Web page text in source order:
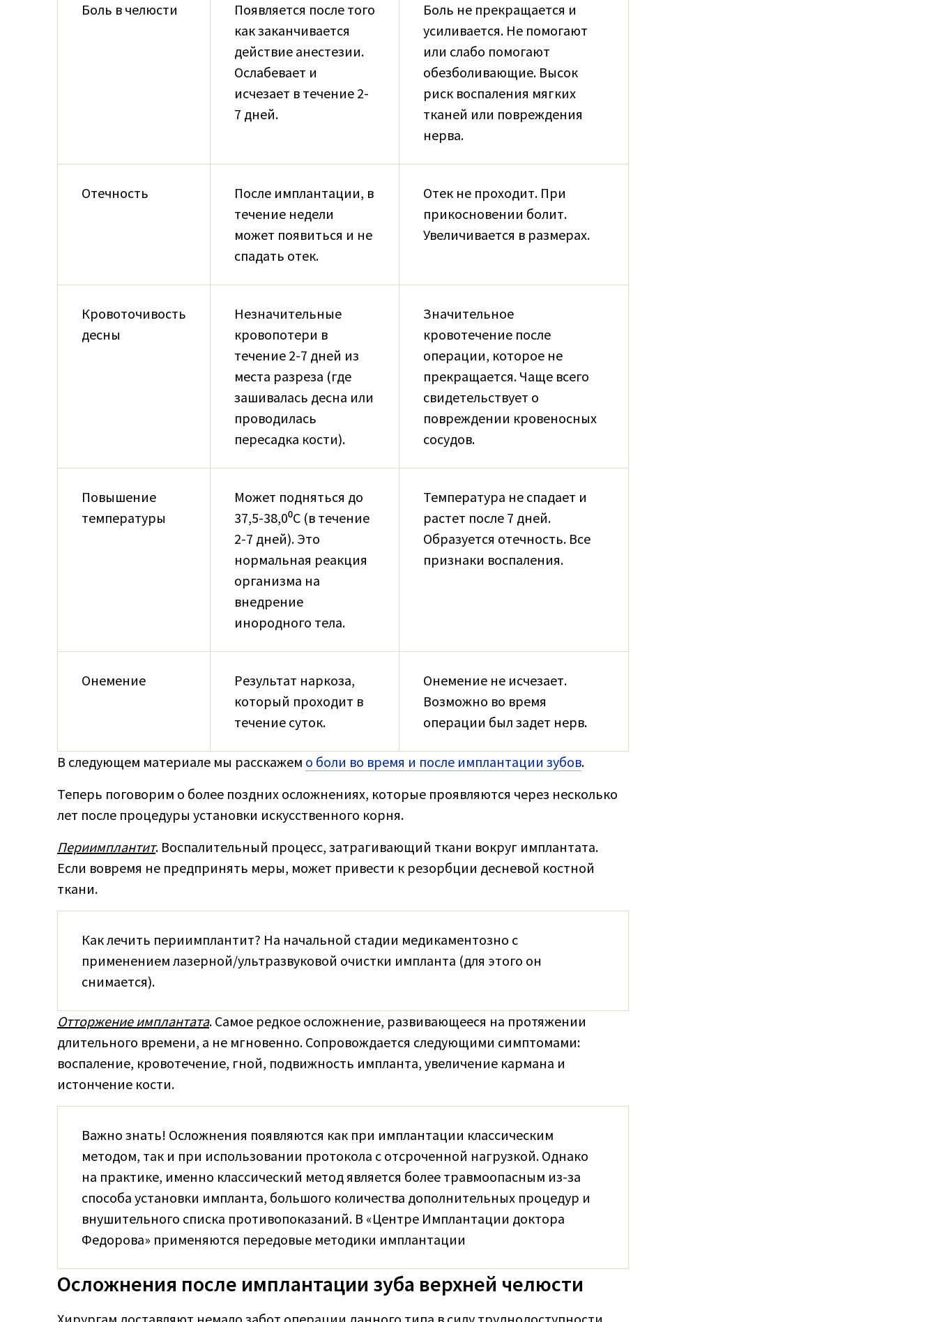
Боль в челюсти
Появляется после того
как заканчивается
действие анестезии.
Ослабевает и
исчезает в течение 2-
7 дней.
Боль не прекращается и
усиливается. Не помогают
или слабо помогают
обезболивающие. Высок
риск воспаления мягких
тканей или повреждения
нерва.
Отечность
После имплантации, в
течение недели
может появиться и не
спадать отек.
Отек не проходит. При
прикосновении болит.
Увеличивается в размерах.
Кровоточивость
десны
Незначительные
кровопотери в
течение 2-7 дней из
места разреза (где
зашивалась десна или
проводилась
пересадка кости).
Значительное
кровотечение после
операции, которое не
прекращается. Чаще всего
свидетельствует о
повреждении кровеносных
сосудов.
Повышение
температуры
Может подняться до
37,5-38,0⁰С (в течение
2-7 дней). Это
нормальная реакция
организма на
внедрение
инородного тела.
Температура не спадает и
растет после 7 дней.
Образуется отечность. Все
признаки воспаления.
Онемение
Результат наркоза,
который проходит в
течение суток.
Онемение не исчезает.
Возможно во время
операции был задет нерв.
В следующем материале мы расскажем о боли во время и после имплантации зубов.
Теперь поговорим о более поздних осложнениях, которые проявляются через несколько
лет после процедуры установки искусственного корня.
Периимплантит. Воспалительный процесс, затрагивающий ткани вокруг имплантата.
Если вовремя не предпринять меры, может привести к резорбции десневой костной
ткани.
Как лечить периимплантит? На начальной стадии медикаментозно с
применением лазерной/ультразвуковой очистки импланта (для этого он
снимается).
Отторжение имплантата. Самое редкое осложнение, развивающееся на протяжении
длительного времени, а не мгновенно. Сопровождается следующими симптомами:
воспаление, кровотечение, гной, подвижность импланта, увеличение кармана и
истончение кости.
Важно знать! Осложнения появляются как при имплантации классическим
методом, так и при использовании протокола с отсроченной нагрузкой. Однако
на практике, именно классический метод является более травмоопасным из-за
способа установки импланта, большого количества дополнительных процедур и
внушительного списка противопоказаний. В «Центре Имплантации доктора
Федорова» применяются передовые методики имплантации
Осложнения после имплантации зуба верхней челюсти